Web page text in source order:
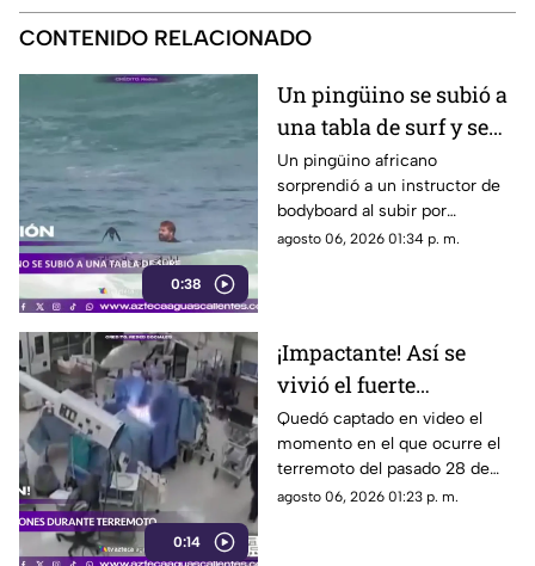
CONTENIDO RELACIONADO
0:38
Un pingüino se subió a
una tabla de surf y se
viraliza
Un pingüino africano
sorprendió a un instructor de
bodyboard al subir por
iniciativa propia a su tabla y
agosto 06, 2026 01:34 p. m.
0:14
¡Impactante! Así se
vivió el fuerte
terremoto en el
quirófano de un
hospital
Quedó captado en video el
momento en el que ocurre el
terremoto del pasado 28 de
julio en Japón al interior de un
agosto 06, 2026 01:23 p. m.